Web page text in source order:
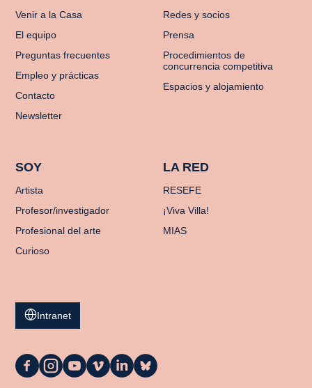
Venir a la Casa
El equipo
Preguntas frecuentes
Empleo y prácticas
Contacto
Newsletter
Redes y socios
Prensa
Procedimientos de
concurrencia competitiva
Espacios y alojamiento
SOY
Artista
Profesor/investigador
Profesional del arte
Curioso
LA RED
RESEFE
¡Viva Villa!
MIAS
Intranet
La
La
La
La
La
La